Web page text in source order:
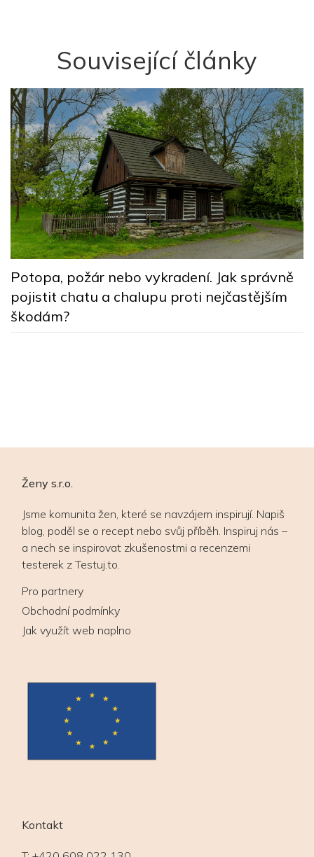
Související články
Potopa, požár nebo vykradení. Jak správně
pojistit chatu a chalupu proti nejčastějším
škodám?
Ženy s.r.o.
Jsme komunita žen, které se navzájem inspirují. Napiš
blog, poděl se o recept nebo svůj příběh. Inspiruj nás –
a nech se inspirovat zkušenostmi a recenzemi
testerek z Testuj.to.
Pro partnery
Obchodní podmínky
Jak využít web naplno
Kontakt